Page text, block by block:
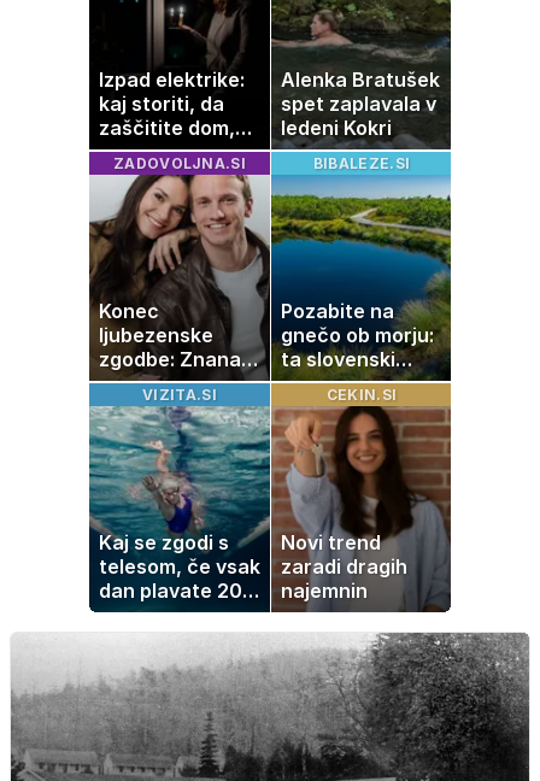
Izpad elektrike:
kaj storiti, da
zaščitite dom,
hrano in
elektronske
naprave
Alenka Bratušek
spet zaplavala v
ledeni Kokri
ZADOVOLJNA.SI
Konec
ljubezenske
zgodbe: Znana
Slovenka
potrdila razhod
z dolgoletnim
partnerjem
BIBALEZE.SI
Pozabite na
gnečo ob morju:
ta slovenski
kotiček je pravi
raj za družine
VIZITA.SI
Kaj se zgodi s
telesom, če vsak
dan plavate 20
minut? Učinki, ki
jih morda ne
pričakujete
CEKIN.SI
Novi trend
zaradi dragih
najemnin